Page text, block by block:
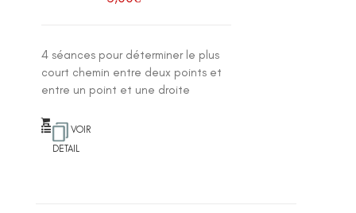
4 séances pour déterminer le plus
court chemin entre deux points et
entre un point et une droite
VOIR
DETAIL